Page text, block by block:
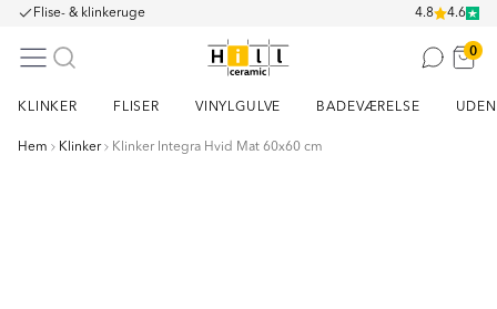
Flise- & klinkeruge 4.8 4.6
0
KLINKER FLISER VINYLGULVE BADEVÆRELSE
Hem Klinker Klinker Integra Hvid Mat 60x60 cm